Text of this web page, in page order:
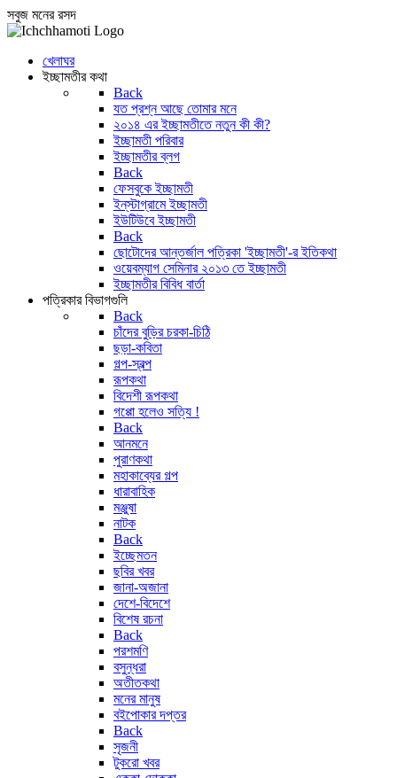
সবুজ মনের রসদ
খেলাঘর
ইচ্ছামতীর কথা
Back
যত প্রশ্ন আছে তোমার মনে
২০১৪ এর ইচ্ছামতীতে নতুন কী কী?
ইচ্ছামতী পরিবার
ইচ্ছামতীর ব্লগ
Back
ফেসবুকে ইচ্ছামতী
ইন্‌স্টাগ্রামে ইচ্ছামতী
ইউটিউবে ইচ্ছামতী
Back
ছোটোদের আন্তর্জাল পত্রিকা 'ইচ্ছামতী'-র ইতিকথা
ওয়েবম্যাগ সেমিনার ২০১৩ তে ইচ্ছামতী
ইচ্ছামতীর বিবিধ বার্তা
পত্রিকার বিভাগগুলি
Back
চাঁদের বুড়ির চরকা-চিঠি
ছড়া-কবিতা
গল্প-স্বল্প
রূপকথা
বিদেশী রূপকথা
গপ্পো হলেও সত্যি !
Back
আনমনে
পুরাণকথা
মহাকাব্যের গল্প
ধারাবাহিক
মঞ্জুষা
নাটক
Back
ইচ্ছেমতন
ছবির খবর
জানা-অজানা
দেশে-বিদেশে
বিশেষ রচনা
Back
পরশমণি
বসুন্ধরা
অতীতকথা
মনের মানুষ
বইপোকার দপ্তর
Back
সৃজনী
টুকরো খবর